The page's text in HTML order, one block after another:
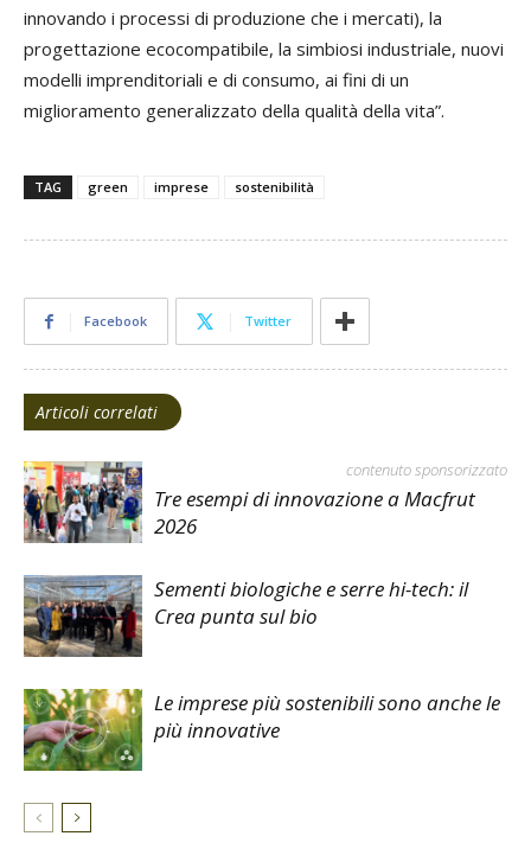
innovando i processi di produzione che i mercati), la
progettazione ecocompatibile, la simbiosi industriale, nuovi
modelli imprenditoriali e di consumo, ai fini di un
miglioramento generalizzato della qualità della vita”.
TAG green imprese sostenibilità
Facebook Twitter
Articoli correlati
contenuto sponsorizzato
Tre esempi di innovazione a Macfrut
2026
Sementi biologiche e serre hi-tech: il
Crea punta sul bio
Le imprese più sostenibili sono anche le
più innovative